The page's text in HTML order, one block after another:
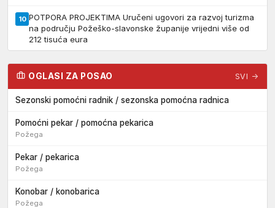
10 POTPORA PROJEKTIMA Uručeni ugovori za razvoj turizma
na području Požeško-slavonske županije vrijedni više od
212 tisuća eura
OGLASI ZA POSAO SVI →
Sezonski pomoćni radnik / sezonska pomoćna radnica
Pomoćni pekar / pomoćna pekarica
Požega
Pekar / pekarica
Požega
Konobar / konobarica
Požega